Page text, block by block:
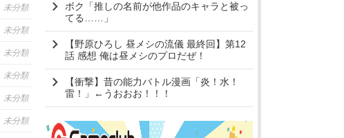
未分類
未分類
未分類
未分類
未分類
未分類
ボク「推しの名前が他作品のキャラと被っ
てる……」
【野原ひろし 昼メシの流儀 最終回】第12
話 感想 俺は昼メシのプロだぜ！
【衝撃】昔の能力バトル漫画「炎！水！
雷！」←うおおお！！！